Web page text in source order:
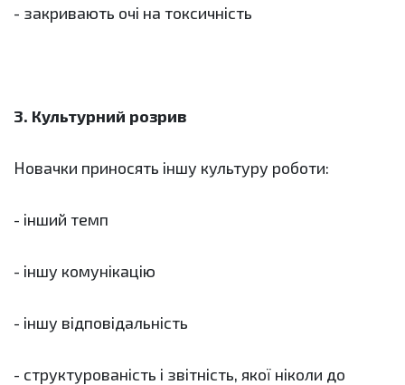
- закривають очі на токсичність
3. Культурний розрив
Новачки приносять іншу культуру роботи:
- інший темп
- іншу комунікацію
- іншу відповідальність
- структурованість і звітність, якої ніколи до